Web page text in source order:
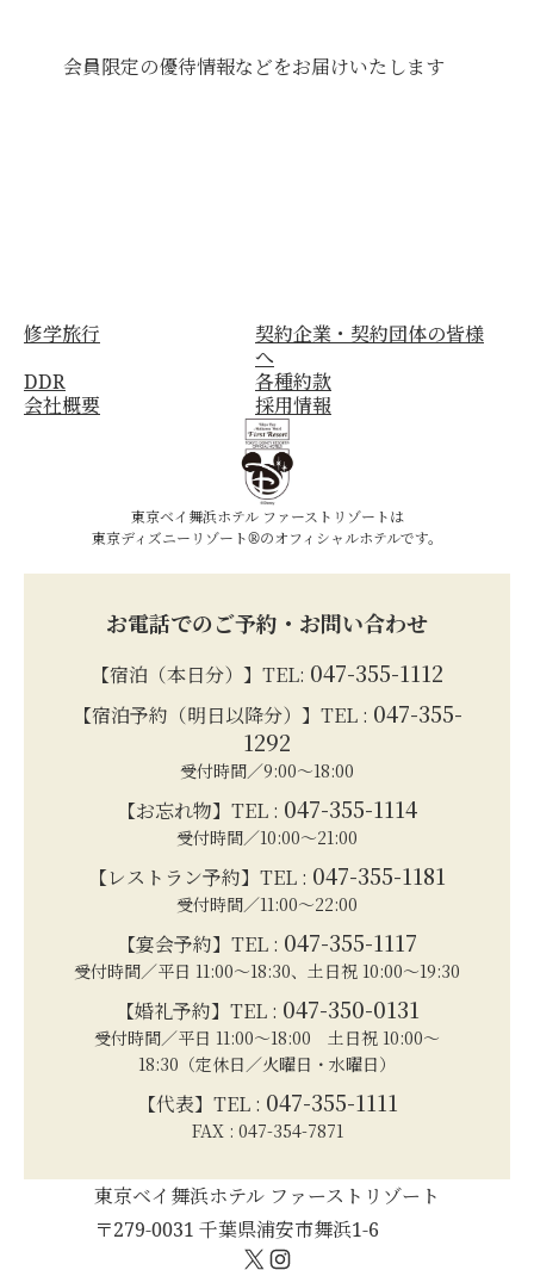
会員限定の優待情報などをお届けいたします
修学旅行
契約企業・契約団体の皆様
へ
DDR
各種約款
会社概要
採用情報
東京ベイ舞浜ホテル ファーストリゾートは
東京ディズニーリゾート®のオフィシャルホテルです。
お電話でのご予約・お問い合わせ
【宿泊（本日分）】TEL: 047-355-1112
【宿泊予約（明日以降分）】TEL : 047-355-
1292
受付時間／9:00～18:00
【お忘れ物】TEL : 047-355-1114
受付時間／10:00～21:00
【レストラン予約】TEL : 047-355-1181
受付時間／11:00～22:00
【宴会予約】TEL : 047-355-1117
受付時間／平日 11:00～18:30、土日祝 10:00～19:30
【婚礼予約】TEL : 047-350-0131
受付時間／平日 11:00～18:00 土日祝 10:00～
18:30（定休日／火曜日・水曜日）
【代表】TEL : 047-355-1111
FAX : 047-354-7871
東京ベイ舞浜ホテル ファーストリゾート
〒279-0031 千葉県浦安市舞浜1-6